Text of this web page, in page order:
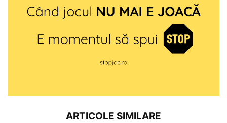
ARTICOLE SIMILARE